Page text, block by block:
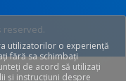
reserved.
utilizatorilor o experiență
fără sa schimbați
de acord să utilizați
și instrucțiuni despre